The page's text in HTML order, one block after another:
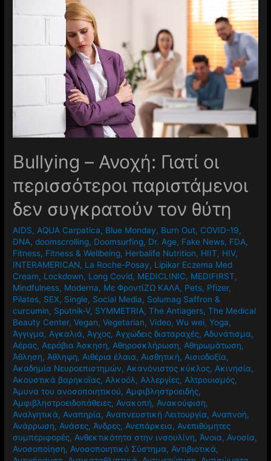
Βullying – Ανοχή: Γιατί οι
περισσότεροι παριστάμενοι
δεν συγκρατούν τον θύτη
AIDS, AQUA Carpatica, Blue Monday, Burn Out, COVID-19,
DNA,doomscrolling, Doomsurfing, Dr. Age, Fake News, FDA,
Fitness, Fitness & Wellbeing, Herbalife Nutrition, HIIT, HIV,
INTERAMERICAN, La Roche-Posay, Lipikar Eczema Med
Cream, Lockdown, Long Covid, MEDICLINIC, MEDIFIRST,
Mindfulness, Moderna, Mε ΦροντίΖΩ ΚΑΛΑ, Pets, Pfizer,
Pilates, SEX, Single, Social Media, Solumag Saffron &
curcumin, Sputnik-V, SYMMETRIA,The Antiagers,The Medical
Beauty Center,Vegan,Vegetarian,Video,Wu wei,Yoga,
Άγγιγμα, Αγκαλιά, Άγχος, Αγχώδεις διαταραχές, Αδυνάτισμα,
Αέρας, Αερόβια Άσκηση, Αθηροσκλήρωση, Αθηρωμάτωση,
Άθληση, Άθληψη, Αιθέρια έλαια, Αισθητική, Αισιοδοξία,
Ακαδημία Νευροεπιστημών, Ακανόνιστος κύκλος, Ακινησία,
Ακουστικά βαρηκοΐας, Αλκοόλ, Αλλεργίες, Αλτρουισμός,
Άμυνα του ανοσοποιητικού, Αμφιβληστροειδής,
Αμφιβληστροειδοπάθειες, Ανακοπή, Ανακούφιση,
Αναλγητικά, Αναπηρία, Αναπνευστική Λειτουργία, Αναπνοή,
Ανάρρωση, Ανάσες, Άνδρες, Ανεπάρκεια, Ανεπιθύμητες
συμπεριφορές, Ανθεκτικότητα στην ινσουλίνη, Άνοια, Ανοσία,
Ανοσοποίηση, Ανοσοποιητικό Σύστημα, Αντιβιοτικά,